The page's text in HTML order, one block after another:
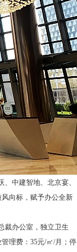
中建智地、北京宴、
向标，赋予办公全新
裁办公室，独立卫生
理费：35元/㎡/月；停